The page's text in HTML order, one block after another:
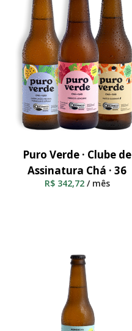
Adicionar Ao Carrinho
Puro Verde · Clube de
Assinatura Chá · 36
R$342,72 / mês